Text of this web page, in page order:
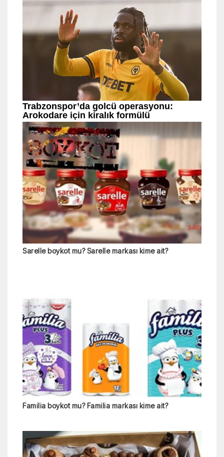
Sarelle boykot mu? Sarelle markası kime ait?
Familia boykot mu? Familia markası kime ait?